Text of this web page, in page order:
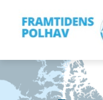
Gå til hovedinnhold
Framtidens